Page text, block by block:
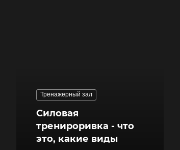
Тренажерный зал
Силовая
тренироривка - что
это, какие виды